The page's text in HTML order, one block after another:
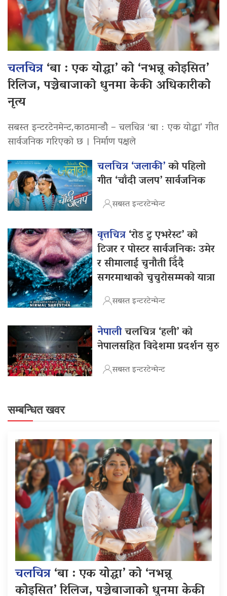
चलचित्र‘बा : एक योद्धा’ को ‘नभन्नू कोइसित’
रिलिज, पञ्चेबाजाको धुनमा केकी अधिकारीको
नृत्य
सबस्त इन्टरटेनमेन्ट,काठमान्डौ – चलचित्र ‘बा : एक योद्धा’ गीत
सार्वजनिक गरिएको छ । निर्माण पक्षले
चलचित्र ‘जलाकी’को पहिलो
गीत ‘चाँदी जलप’ सार्वजनिक
सबस्त इन्टरटेन्मेन्ट
वृत्तचित्र‘रोड टु एभरेस्ट’ को
टिजर र पोस्टर सार्वजनिक: उमेर
र सीमालाई चुनौती दिँदै
सगरमाथाको चुचुरोसम्मको यात्रा
सबस्त इन्टरटेन्मेन्ट
नेपालीचलचित्र ‘हली’ को
नेपालसहित विदेशमा प्रदर्शन सुरु
सबस्त इन्टरटेन्मेन्ट
सम्बन्धित खवर
चलचित्र‘बा : एक योद्धा’ को ‘नभन्नू
कोइसित’ रिलिज, पञ्चेबाजाको धुनमा केकी